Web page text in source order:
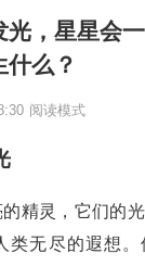
光，星星会
什么？
阅读模式
精灵，它们的
类无尽的遐想。